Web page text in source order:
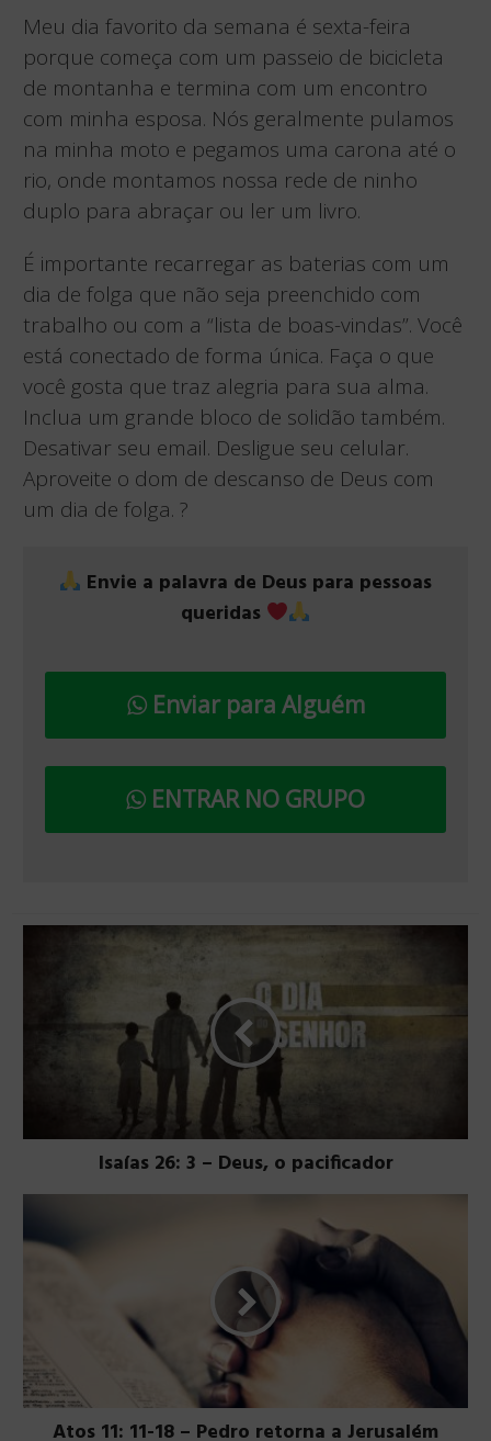
Meu dia favorito da semana é sexta-feira
porque começa com um passeio de bicicleta
de montanha e termina com um encontro
com minha esposa. Nós geralmente pulamos
na minha moto e pegamos uma carona até o
rio, onde montamos nossa rede de ninho
duplo para abraçar ou ler um livro.
É importante recarregar as baterias com um
dia de folga que não seja preenchido com
trabalho ou com a “lista de boas-vindas”. Você
está conectado de forma única. Faça o que
você gosta que traz alegria para sua alma.
Inclua um grande bloco de solidão também.
Desativar seu email. Desligue seu celular.
Aproveite o dom de descanso de Deus com
um dia de folga. ?
Envie a palavra de Deus para pessoas
queridas
Enviar para Alguém
ENTRAR NO GRUPO
Isaías 26: 3 – Deus, o pacificador
Atos 11: 11-18 – Pedro retorna a Jerusalém